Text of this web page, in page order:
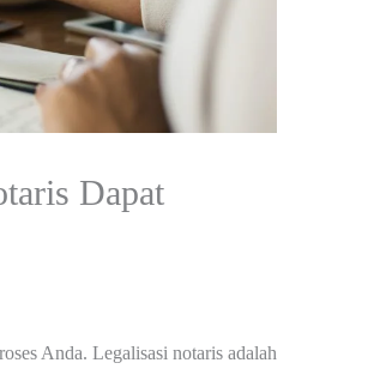
Dapat
Anda. Legalisasi notaris adalah